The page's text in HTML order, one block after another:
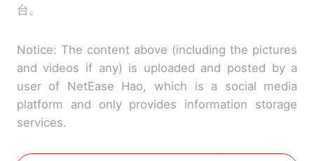
台。
Notice: The content above (including the pictures
and videos if any) is uploaded and posted by a
user of NetEase Hao, which is a social media
platform and only provides information storage
services.